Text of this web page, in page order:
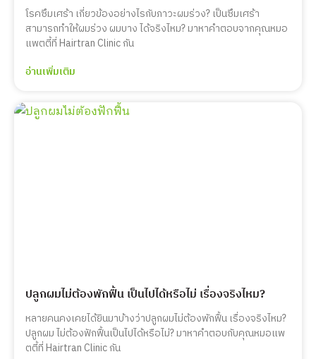
โรคซึมเศร้า เกี่ยวข้องอย่างไรกับภาวะผมร่วง? เป็นซึมเศร้า
สามารถทำให้ผมร่วง ผมบาง ได้จริงไหม? มาหาคำตอบจากคุณหมอ
แพตตี้ที่ Hairtran Clinic กัน
อ่านเพิ่มเติม
ปลูกผมไม่ต้องพักฟื้น เป็นไปได้หรือไม่ เรื่องจริงไหม?
หลายคนคงเคยได้ยินมาบ้างว่าปลูกผมไม่ต้องพักฟื้น เรื่องจริงไหม?
ปลูกผม ไม่ต้องฟักฟื้นเป็นไปได้หรือไม่? มาหาคำตอบกับคุณหมอแพ
ตตี้ที่ Hairtran Clinic กัน